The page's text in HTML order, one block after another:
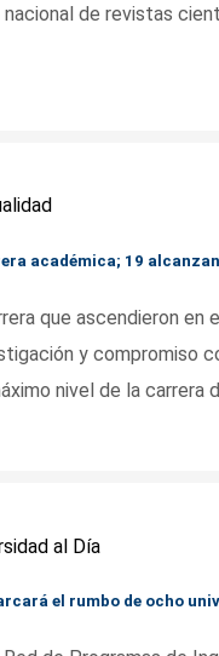
de revistas
académica; 19
que ascendieron en
y compromiso
nivel de la carrera
al Día
el rumbo de ocho